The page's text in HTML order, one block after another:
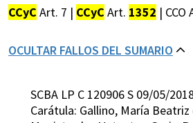
CCyC Art. 7 | CCyC Art. 1352 |
OCULTAR FALLOS DEL SUMARIO
SCBA LP C 120906 S 09/05/
Carátula: Gallino, María